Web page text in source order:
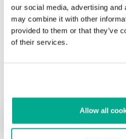
our social media, advertising and
may combine it with other
provided to them or that they’ve
of their services.
Allow all